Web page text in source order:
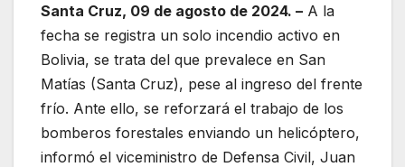
Santa Cruz, 09 de agosto de 2024. – A la
fecha se registra un solo incendio activo en
Bolivia, se trata del que prevalece en San
Matías (Santa Cruz), pese al ingreso del frente
frío. Ante ello, se reforzará el trabajo de los
bomberos forestales enviando un helicóptero,
informó el viceministro de Defensa Civil, Juan